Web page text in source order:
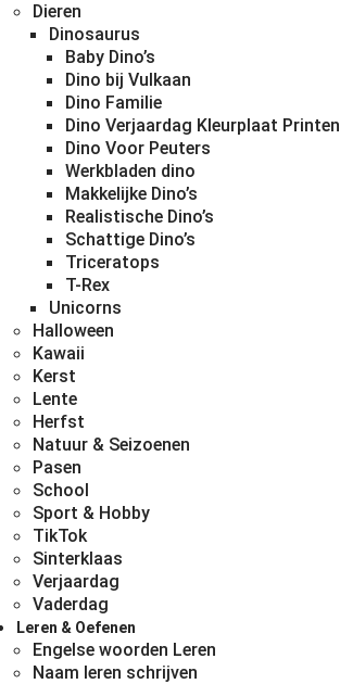
Dieren
Dinosaurus
Baby Dino’s
Dino bij Vulkaan
Dino Familie
Dino Verjaardag Kleurplaat Printen
Dino Voor Peuters
Werkbladen dino
Makkelijke Dino’s
Realistische Dino’s
Schattige Dino’s
Triceratops
T-Rex
Unicorns
Halloween
Kawaii
Kerst
Lente
Herfst
Natuur & Seizoenen
Pasen
School
Sport & Hobby
TikTok
Sinterklaas
Verjaardag
Vaderdag
Leren & Oefenen
Engelse woorden Leren
Naam leren schrijven